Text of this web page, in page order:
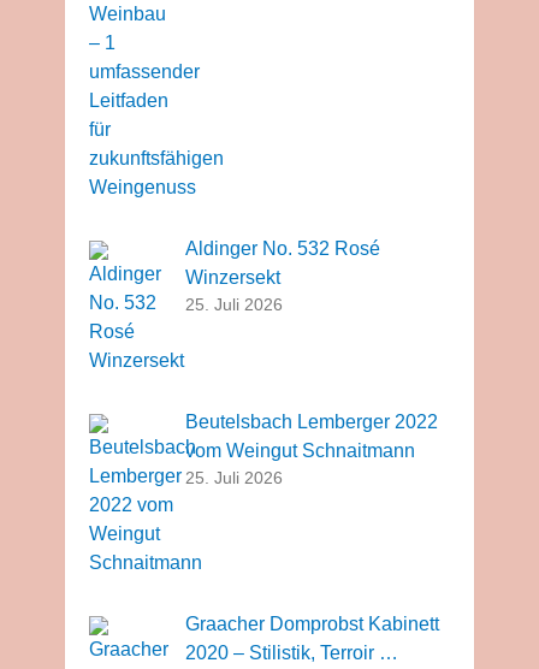
Aldinger No. 532 Rosé
Winzersekt
25. Juli 2026
Beutelsbach Lemberger 2022
vom Weingut Schnaitmann
25. Juli 2026
Graacher Domprobst Kabinett
2020 – Stilistik, Terroir …